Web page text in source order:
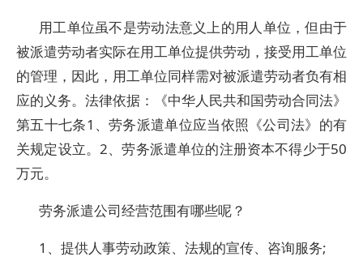
用工单位虽不是劳动法意义上的用人单位，但由于
被派遣劳动者实际在用工单位提供劳动，接受用工单位
的管理，因此，用工单位同样需对被派遣劳动者负有相
应的义务。法律依据：《中华人民共和国劳动合同法》
第五十七条1、劳务派遣单位应当依照《公司法》的有
关规定设立。2、劳务派遣单位的注册资本不得少于50
万元。
劳务派遣公司经营范围有哪些呢？
1、提供人事劳动政策、法规的宣传、咨询服务;